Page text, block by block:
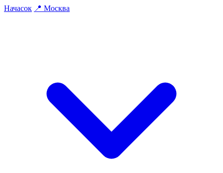
Начасок 📍 Москва